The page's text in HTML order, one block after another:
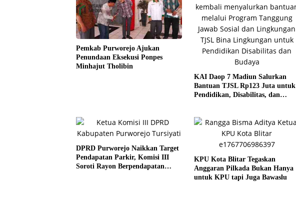
Pemkab Purworejo Ajukan
Penundaan Eksekusi Ponpes
Minhajut Tholibin
KAI Daop 7 Madiun Salurkan
Bantuan TJSL Rp123 Juta untuk
Pendidikan, Disabilitas, dan
DPRD Purworejo Naikkan Target
Pendapatan Parkir, Komisi III
Soroti Rayon Berpendapatan
KPU Kota Blitar Tegaskan
Anggaran Pilkada Bukan Hanya
untuk KPU tapi Juga Bawaslu